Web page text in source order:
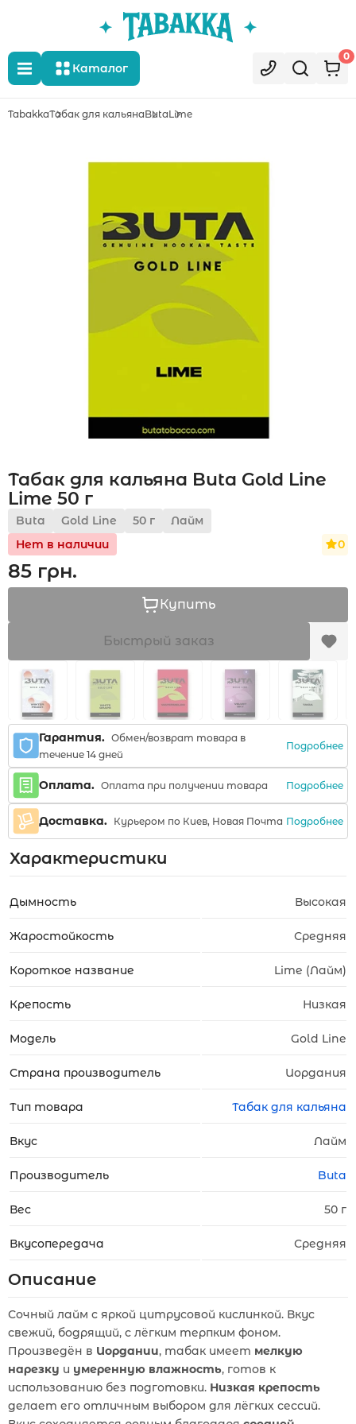
Каталог
0
Укр
TabakkaТабак для кальянаButaLime
Табак для кальяна Buta Gold Line
Lime 50 г
Buta Gold Line 50 г
Лайм
Нет в наличии
0
85 грн.
Купить
Быстрый заказ
Гарантия. Обмен/возврат товара в
течение 14 дней
Подробнее
Оплата. Оплата при получении товара Подробнее
Доставка. Курьером по Киев, Новая Почта Подробнее
Характеристики
Дымность Высокая
Жаростойкость Средняя
Короткое название Lime (Лайм)
Крепость Низкая
Модель Gold Line
Страна производитель Иордания
Тип товара Табак для кальяна
Вкус Лайм
Производитель Buta
Вес 50 г
Вкусопередача Средняя
Описание
Сочный лайм с яркой цитрусовой кислинкой. Вкус
свежий, бодрящий, с лёгким терпким фоном.
Произведён в Иордании, табак имеет мелкую
нарезку и умеренную влажность, готов к
использованию без подготовки. Низкая крепость
делает его отличным выбором для лёгких сессий.